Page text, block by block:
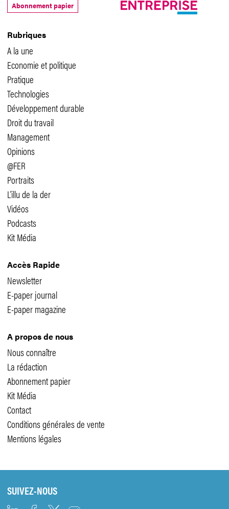
Rubriques
A la une
Economie et politique
Pratique
Technologies
Développement durable
Droit du travail
Management
Opinions
@FER
Portraits
L'illu de la der
Vidéos
Podcasts
Kit Média
Accès Rapide
Newsletter
E-paper journal
E-paper magazine
A propos de nous
Nous connaître
La rédaction
Abonnement papier
Kit Média
Contact
Conditions générales de vente
Mentions légales
Abonnement papier
SUIVEZ-NOUS